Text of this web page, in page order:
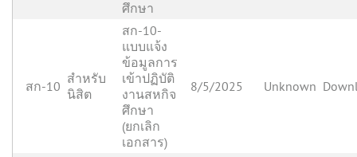
ศึกษา
สก-10 สำหรับ
นิสิต
สก-10-
แบบแจ้ง
ข้อมูลการ
เข้าปฏิบัติ
งานสหกิจ
ศึกษา
(ยกเลิก
เอกสาร)
8/5/2025 Unknown